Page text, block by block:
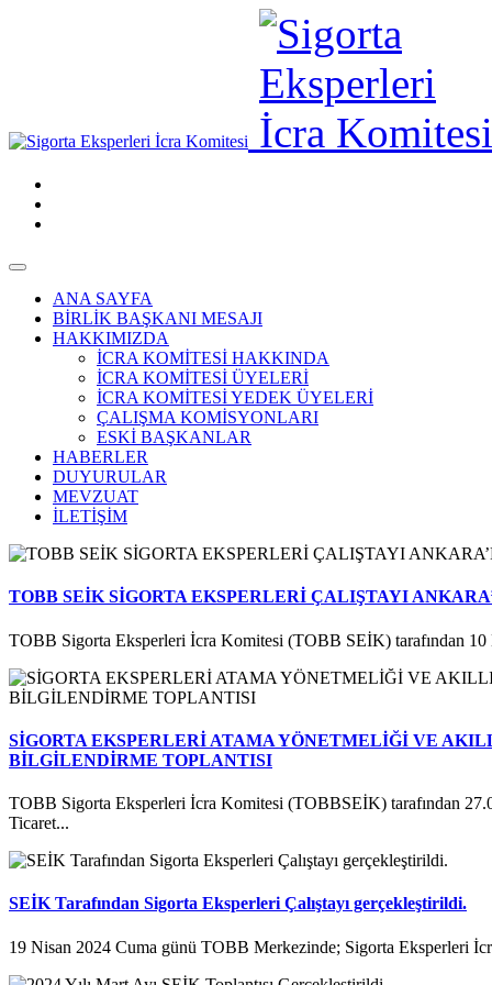
ANA SAYFA
BİRLİK BAŞKANI MESAJI
HAKKIMIZDA
İCRA KOMİTESİ HAKKINDA
İCRA KOMİTESİ ÜYELERİ
İCRA KOMİTESİ YEDEK ÜYELERİ
ÇALIŞMA KOMİSYONLARI
ESKİ BAŞKANLAR
HABERLER
DUYURULAR
MEVZUAT
İLETİŞİM
TOBB SEİK SİGORTA EKSPERLERİ ÇALIŞTAYI
TOBB Sigorta Eksperleri İcra Komitesi (TOBB SEİK) tarafından 10
SİGORTA EKSPERLERİ ATAMA YÖNETMELİĞİ VE
BİLGİLENDİRME TOPLANTISI
TOBB Sigorta Eksperleri İcra Komitesi (TOBBSEİK) tarafından
Ticaret...
SEİK Tarafından Sigorta Eksperleri Çalıştayı gerçekleştirildi.
19 Nisan 2024 Cuma günü TOBB Merkezinde; Sigorta Eksperleri